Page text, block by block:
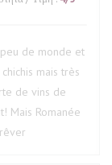
de monde et
mais très
de vins de
Mais Romanée